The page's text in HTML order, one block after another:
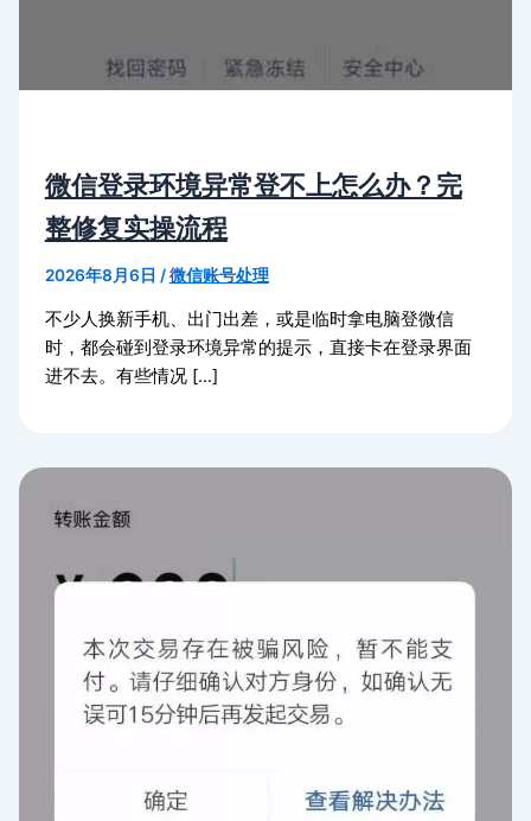
微信登录环境异常登不上怎么办？完
整修复实操流程
2026年8月6日 /微信账号处理
不少人换新手机、出门出差，或是临时拿电脑登微信
时，都会碰到登录环境异常的提示，直接卡在登录界面
进不去。有些情况 […]